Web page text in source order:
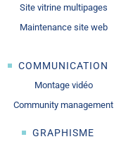
Site vitrine multipages
Maintenance site web
COMMUNICATION
Montage vidéo
Community management
GRAPHISME